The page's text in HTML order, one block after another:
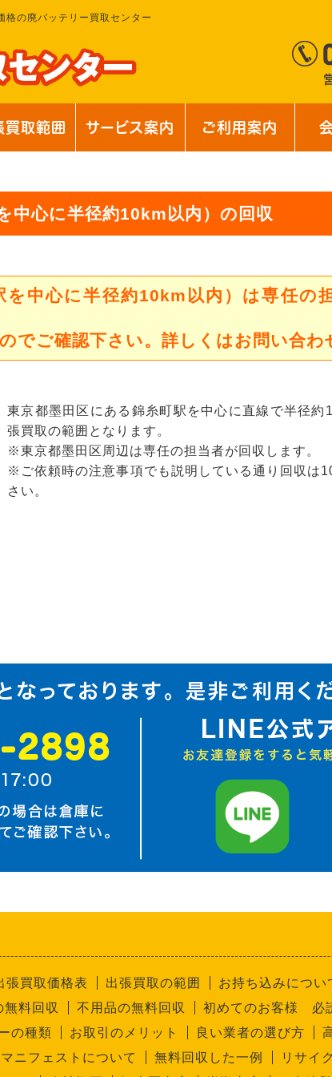
格の廃バッテリー買取センター
買取範囲 サービス案内 ご利用案内
中心に半径約10km以内）の回収
中心に半径約10km以内）は専任の
でご確認下さい。詳しくはお問い合わ
東京都墨田区にある錦糸町駅を中心に直線で半径約
張買取の範囲となります。
※東京都墨田区周辺は専任の担当者が回収します。
※ご依頼時の注意事項でも説明している通り回収は
さい。
張買取価格表 出張買取の範囲 お持ち込みについ
無料回収 不用品の無料回収 初めてのお客様 必
の種類 お取引のメリット 良い業者の選び方
マニフェストについて 無料回収した一例
リサイ